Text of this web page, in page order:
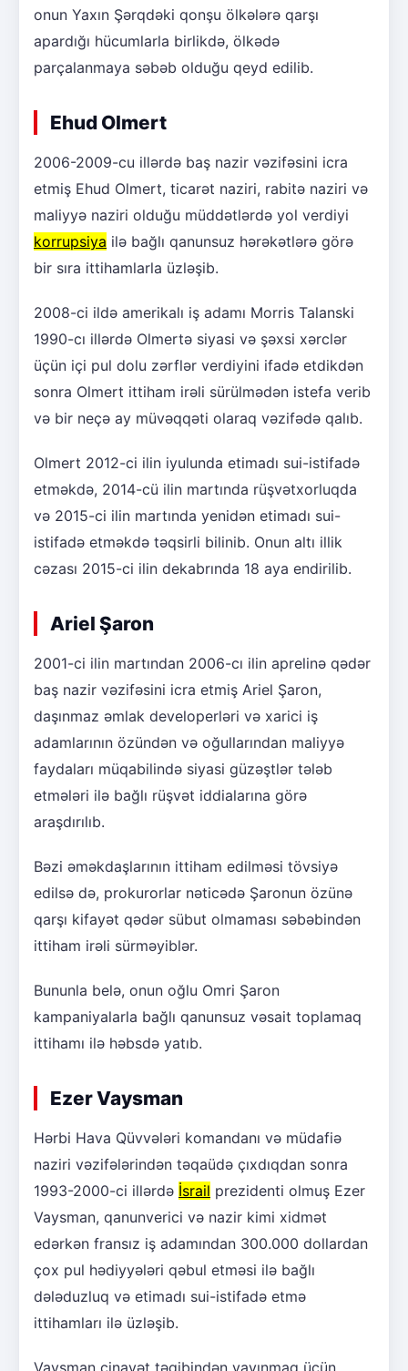
onun Yaxın Şərqdəki qonşu ölkələrə qarşı
apardığı hücumlarla birlikdə, ölkədə
parçalanmaya səbəb olduğu qeyd edilib.
Ehud Olmert
2006-2009-cu illərdə baş nazir vəzifəsini icra
etmiş Ehud Olmert, ticarət naziri, rabitə naziri və
maliyyə naziri olduğu müddətlərdə yol verdiyi
korrupsiya ilə bağlı qanunsuz hərəkətlərə görə
bir sıra ittihamlarla üzləşib.
2008-ci ildə amerikalı iş adamı Morris Talanski
1990-cı illərdə Olmertə siyasi və şəxsi xərclər
üçün içi pul dolu zərflər verdiyini ifadə etdikdən
sonra Olmert ittiham irəli sürülmədən istefa verib
və bir neçə ay müvəqqəti olaraq vəzifədə qalıb.
Olmert 2012-ci ilin iyulunda etimadı sui-istifadə
etməkdə, 2014-cü ilin martında rüşvətxorluqda
və 2015-ci ilin martında yenidən etimadı sui-
istifadə etməkdə təqsirli bilinib. Onun altı illik
cəzası 2015-ci ilin dekabrında 18 aya endirilib.
Ariel Şaron
2001-ci ilin martından 2006-cı ilin aprelinə qədər
baş nazir vəzifəsini icra etmiş Ariel Şaron,
daşınmaz əmlak developerləri və xarici iş
adamlarının özündən və oğullarından maliyyə
faydaları müqabilində siyasi güzəştlər tələb
etmələri ilə bağlı rüşvət iddialarına görə
araşdırılıb.
Bəzi əməkdaşlarının ittiham edilməsi tövsiyə
edilsə də, prokurorlar nəticədə Şaronun özünə
qarşı kifayət qədər sübut olmaması səbəbindən
ittiham irəli sürməyiblər.
Bununla belə, onun oğlu Omri Şaron
kampaniyalarla bağlı qanunsuz vəsait toplamaq
ittihamı ilə həbsdə yatıb.
Ezer Vaysman
Hərbi Hava Qüvvələri komandanı və müdafiə
naziri vəzifələrindən təqaüdə çıxdıqdan sonra
1993-2000-ci illərdə İsrail prezidenti olmuş Ezer
Vaysman, qanunverici və nazir kimi xidmət
edərkən fransız iş adamından 300.000 dollardan
çox pul hədiyyələri qəbul etməsi ilə bağlı
dələduzluq və etimadı sui-istifadə etmə
ittihamları ilə üzləşib.